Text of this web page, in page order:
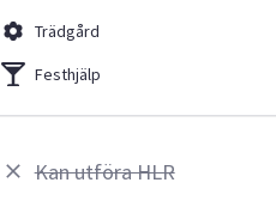
Trädgård
Festhjälp
Kan utföra HLR